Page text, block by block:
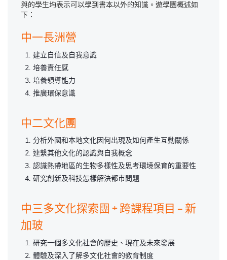
與的學生均表示可以學到書本以外的知識。遊學團概述如
下：
中一長洲營
建立自信及自我意識
培養責任感
培養領導能力
推廣環保意識
中二文化團
分析外國和本地文化因何出現及如何產生互動關係
連繫其他文化的認識與自我概念
認識熱帶地區的生物多樣性及思考環境保育的重要性
研究創新及科技怎樣解決都市問題
中三多文化探索團 + 跨課程項目 – 新
加玻
研究一個多文化社會的歷史、現在及未來發展
體驗及深入了解多文化社會的教育制度